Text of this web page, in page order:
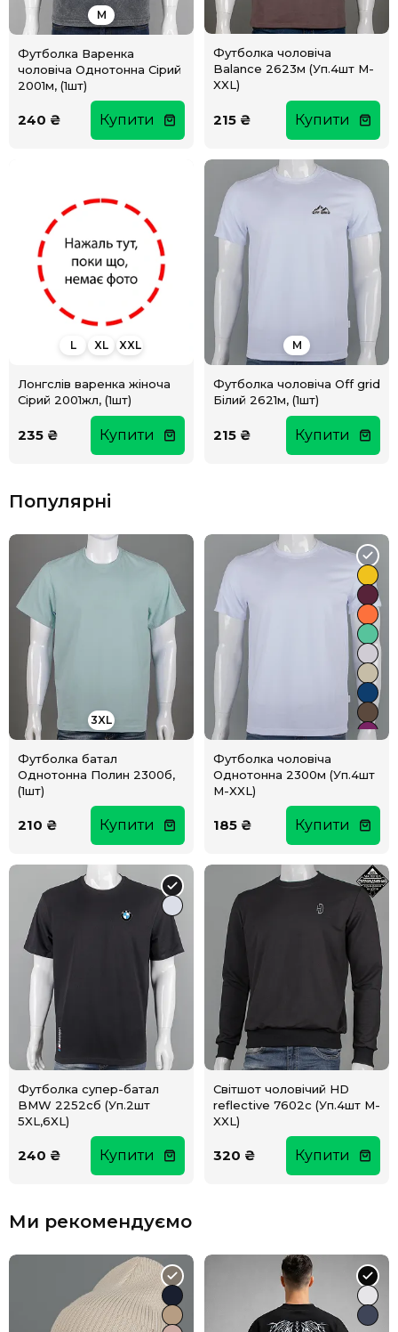
M
Футболка Варенка
чоловіча Однотонна Сірий
2001м, (1шт)
240 ₴ Купити
Футболка чоловіча
Balance 2623м (Уп.4шт M-
XXL)
215 ₴ Купити
L XL XXL
Лонгслів варенка жіноча
Сірий 2001жл, (1шт)
235 ₴ Купити
M
Футболка чоловіча Off grid
Білий 2621м, (1шт)
215 ₴ Купити
Популярні
3XL
Футболка батал
Однотонна Полин 2300б,
(1шт)
210 ₴ Купити
Футболка чоловіча
Однотонна 2300м (Уп.4шт
M-XXL)
185 ₴ Купити
Футболка супер-батал
BMW 2252сб (Уп.2шт
5XL,6XL)
240 ₴ Купити
Світшот чоловічий HD
reflective 7602с (Уп.4шт M-
XXL)
320 ₴ Купити
Ми рекомендуємо